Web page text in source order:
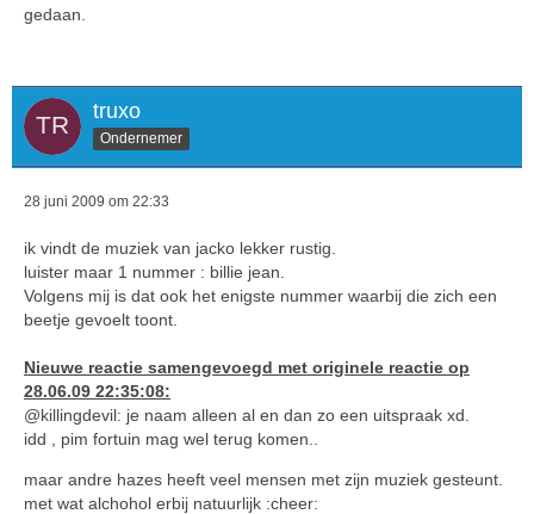
gedaan.
truxo
Ondernemer
28 juni 2009 om 22:33
ik vindt de muziek van jacko lekker rustig.
luister maar 1 nummer : billie jean.
Volgens mij is dat ook het enigste nummer waarbij die zich een
beetje gevoelt toont.
Nieuwe reactie samengevoegd met originele reactie op
28.06.09 22:35:08:
@killingdevil: je naam alleen al en dan zo een uitspraak xd.
idd , pim fortuin mag wel terug komen..
maar andre hazes heeft veel mensen met zijn muziek gesteunt.
met wat alchohol erbij natuurlijk :cheer: